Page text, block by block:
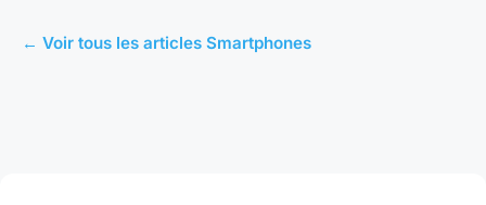
← Voir tous les articles Smartphones